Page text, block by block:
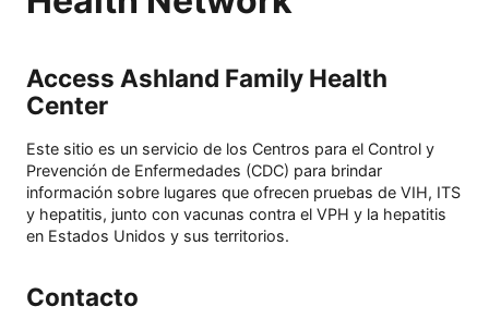
Access Ashland Family Health
Center
Este sitio es un servicio de los Centros para el Control y
Prevención de Enfermedades (CDC) para brindar
información sobre lugares que ofrecen pruebas de VIH, ITS
y hepatitis, junto con vacunas contra el VPH y la hepatitis
en Estados Unidos y sus territorios.
Contacto